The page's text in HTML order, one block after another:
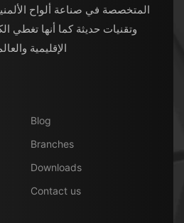
المتخصصة في صناعة ألواح
وتقنيات حديثة كما أنها تغطي
الإقليمية
Blog
Branches
Downloads
Contact us